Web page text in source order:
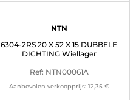
NTN
6304-2RS 20 X 52 X 15 DUBBELE
DICHTING Wiellager
Ref: NTN00061A
Aanbevolen verkoopprijs: 12,35 €